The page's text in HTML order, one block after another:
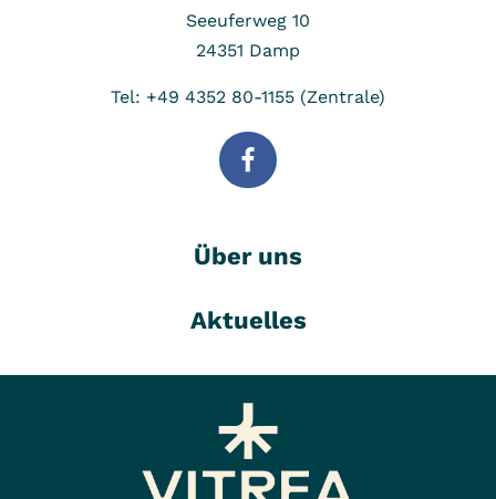
Seeuferweg 10
24351 Damp
Tel: +49 4352 80-1155 (Zentrale)
Über uns
Aktuelles